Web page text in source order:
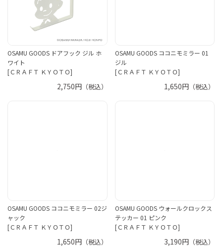
OSAMU GOODS ドアフック ジル ホ
ワイト
[ＣＲＡＦＴ ＫＹＯＴＯ]
2,750円（税込）
OSAMU GOODS ココニモミラー 01
ジル
[ＣＲＡＦＴ ＫＹＯＴＯ]
1,650円 （税込）
OSAMU GOODS ココニモミラー 02ジ
ャック
[ＣＲＡＦＴ ＫＹＯＴＯ]
1,650円（税込）
OSAMU GOODS ウォールクロックス
テッカー 01 ピンク
[ＣＲＡＦＴ ＫＹＯＴＯ]
3,190円 （税込）